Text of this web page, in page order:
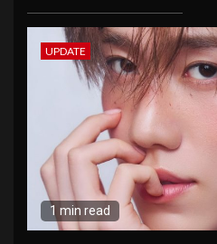
UPDATE
1 min read